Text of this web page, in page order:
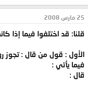
25 مارس 2008
قلنا: قد اختلفوا فيما إذا
الأول : قول من قال : تجوز
فيما يأتي :
قال :